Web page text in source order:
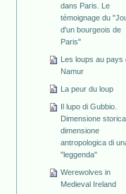
dans Paris. Le
témoignage du
d'un bourgeois de
Paris"
Les loups au pays
Namur
La peur du loup
Il lupo di Gubbio.
Dimensione
dimensione
antropologica di
"leggenda"
Werewolves in
Medieval Ireland